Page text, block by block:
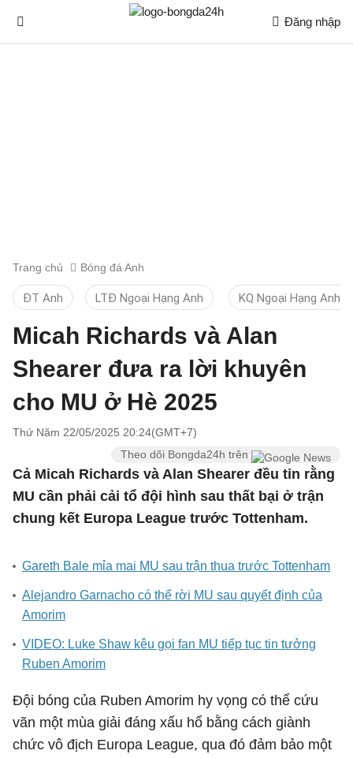
Đăng nhập
Trang chủ Bóng đá Anh
ĐT Anh LTĐ Ngoại Hạng Anh KQ Ngoại Hạng Anh
Micah Richards và Alan
Shearer đưa ra lời khuyên
cho MU ở Hè 2025
Thứ Năm 22/05/2025 20:24(GMT+7)
Theo dõi Bongda24h trên
Cả Micah Richards và Alan Shearer đều tin rằng
MU cần phải cải tổ đội hình sau thất bại ở trận
chung kết Europa League trước Tottenham.
Gareth Bale mỉa mai MU sau trận thua trước Tottenham
Alejandro Garnacho có thể rời MU sau quyết định của
Amorim
VIDEO: Luke Shaw kêu gọi fan MU tiếp tục tin tưởng
Ruben Amorim
Đội bóng của Ruben Amorim hy vọng có thể cứu
vãn một mùa giải đáng xấu hổ bằng cách giành
chức vô địch Europa League, qua đó đảm bảo một